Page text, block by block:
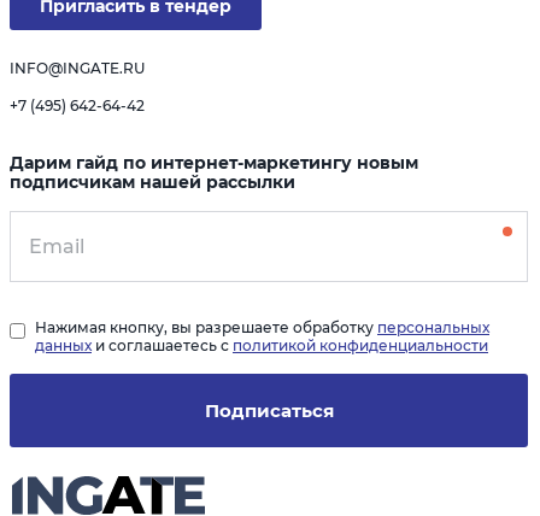
Пригласить в тендер
INFO@INGATE.RU
+7 (495) 642-64-42
Дарим гайд по интернет-маркетингу новым
подписчикам нашей рассылки
Подписаться
Нажимая кнопку, вы разрешаете обработку персональных
данных и соглашаетесь с политикой конфиденциальности